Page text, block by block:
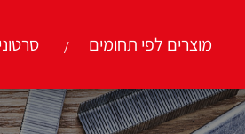
מוצרים לפי תחומים